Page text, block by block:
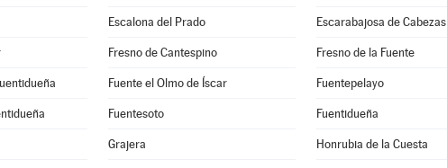
Escalona del Prado Escarabajosa de Cabezas
Fresno de Cantespino Fresno de la Fuente
Fuente el Olmo de Íscar Fuentepelayo
Fuentesoto Fuentidueña
Grajera Honrubia de la Cuesta